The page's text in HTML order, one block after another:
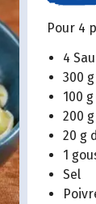
Pour 4
4
300
100
200
20 g
1
Sel